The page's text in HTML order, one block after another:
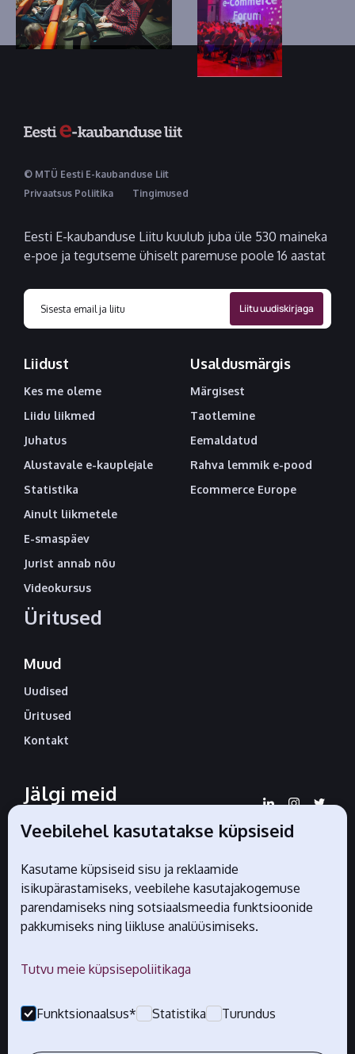
© MTÜ Eesti E-kaubanduse Liit
Privaatsus Poliitika
Tingimused
Eesti E-kaubanduse Liitu kuulub juba üle 530 maineka
e-poe ja tegutseme ühiselt paremuse poole 16 aastat
Liidust
Kes me oleme
Liidu liikmed
Juhatus
Alustavale e-kauplejale
Statistika
Ainult liikmetele
E-smaspäev
Jurist annab nõu
Videokursus
Üritused
Usaldusmärgis
Märgisest
Taotlemine
Eemaldatud
Rahva lemmik e-pood
Ecommerce Europe
Muud
Uudised
Üritused
Kontakt
Jälgi meid
sotsiaalmeedias
Liidu ametlikud partnerid
Veebilehel kasutatakse küpsiseid
Kasutame küpsiseid sisu ja reklaamide
isikupärastamiseks, veebilehe kasutajakogemuse
parendamiseks ning sotsiaalsmeedia funktsioonide
pakkumiseks ning liikluse analüüsimiseks.
Tutvu meie küpsisepoliitikaga
Funktsionaalsus* Statistika Turundus